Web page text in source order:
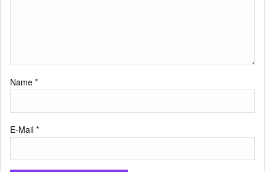
Name *
E-Mail *